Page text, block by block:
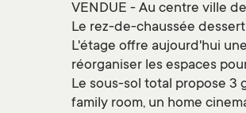
VENDUE - Au centre ville
Le rez-de-chaussée
L'étage offre aujourd'hui
réorganiser les espaces
Le sous-sol total propose 3
family room, un home